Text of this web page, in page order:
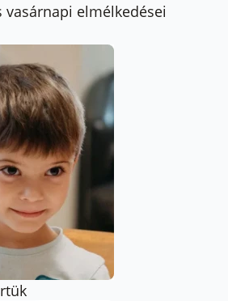
2024
vasárnapi elmélkedései